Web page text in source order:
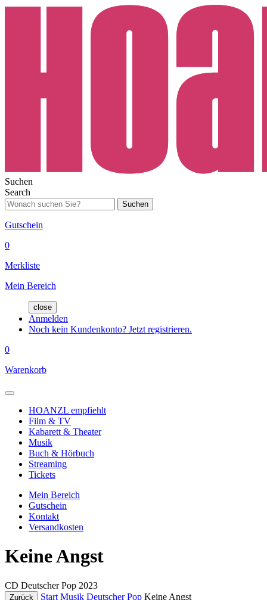
Suchen
Search
Suchen
Gutschein
0
Merkliste
Mein Bereich
close
Anmelden
Noch kein Kundenkonto? Jetzt registrieren.
0
Warenkorb
HOANZL empfiehlt
Film & TV
Kabarett & Theater
Musik
Buch & Hörbuch
Streaming
Tickets
Mein Bereich
Gutschein
Kontakt
Versandkosten
Keine Angst
CD Deutscher Pop 2023
Zurück Start Musik Deutscher Pop Keine Angst